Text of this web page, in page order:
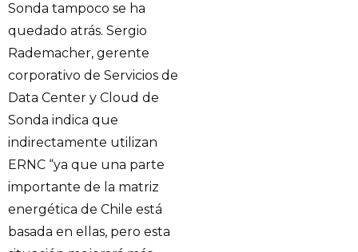
Sonda tampoco se ha
quedado atrás. Sergio
Rademacher, gerente
corporativo de Servicios de
Data Center y Cloud de
Sonda indica que
indirectamente utilizan
ERNC “ya que una parte
importante de la matriz
energética de Chile está
basada en ellas, pero esta